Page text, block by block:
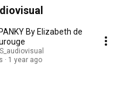
By Elizabeth de
1 year ago